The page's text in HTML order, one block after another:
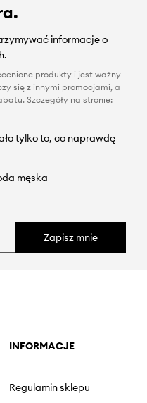
informacje o
produkty i jest ważny
się z innymi promocjami, a
Szczegóły na stronie:
tylko to, co naprawdę
męska
Zapisz mnie
INFORMACJE
Regulamin sklepu